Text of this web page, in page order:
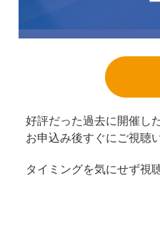
好評だった過去に開催し
お申込み後すぐにご視聴
タイミングを気にせず視